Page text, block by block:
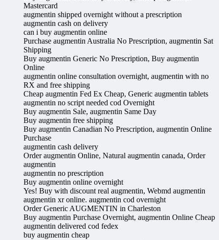
Mastercard
augmentin shipped overnight without a prescription
augmentin cash on delivery
can i buy augmentin online
Purchase augmentin Australia No Prescription, augmentin Sat
Shipping
Buy augmentin Generic No Prescription, Buy augmentin
Online
augmentin online consultation overnight, augmentin with no
RX and free shipping
Cheap augmentin Fed Ex Cheap, Generic augmentin tablets
augmentin no script needed cod Overnight
Buy augmentin Sale, augmentin Same Day
Buy augmentin free shipping
Buy augmentin Canadian No Prescription, augmentin Online
Purchase
augmentin cash delivery
Order augmentin Online, Natural augmentin canada, Order
augmentin
augmentin no prescription
Buy augmentin online overnight
Yes! Buy with discount real augmentin, Webmd augmentin
augmentin xr online. augmentin cod overnight
Order Generic AUGMENTIN in Charleston
Buy augmentin Purchase Overnight, augmentin Online Cheap
augmentin delivered cod fedex
buy augmentin cheap